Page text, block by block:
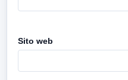
Sito web